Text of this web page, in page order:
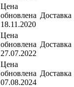
Цена
обновлена
18.11.2020
Доставка
Цена
обновлена
27.07.2022
Доставка
Цена
обновлена
07.08.2024
Доставка